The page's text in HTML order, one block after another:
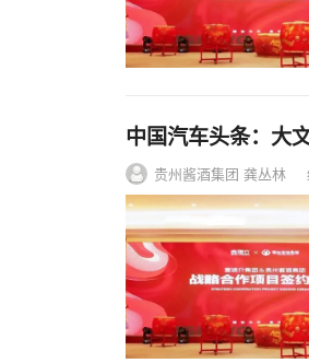
中国汽车头条：大
贵州酱酒集团 龚丛林